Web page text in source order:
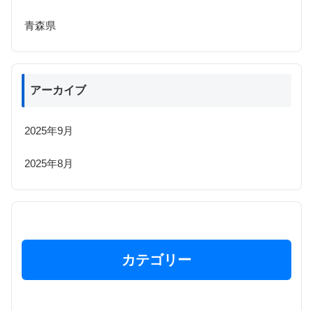
青森県
アーカイブ
2025年9月
2025年8月
カテゴリー